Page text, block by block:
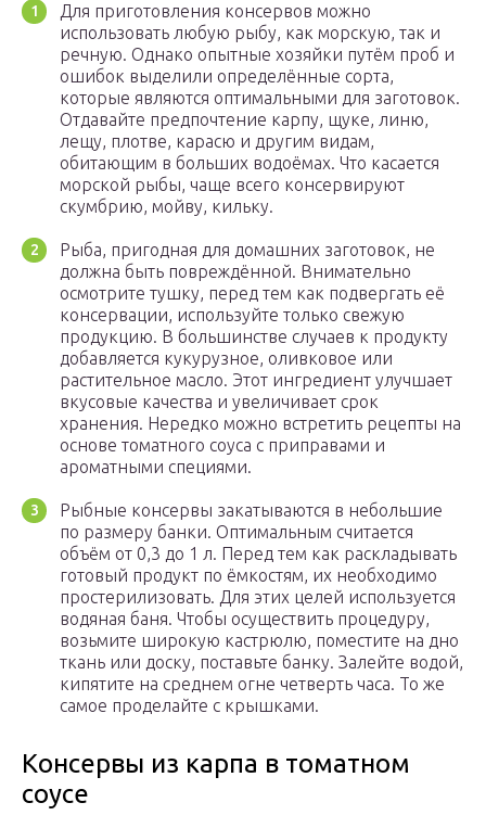
Для приготовления консервов можно
использовать любую рыбу, как морскую, так и
речную. Однако опытные хозяйки путём проб и
ошибок выделили определённые сорта,
которые являются оптимальными для заготовок.
Отдавайте предпочтение карпу, щуке, линю,
лещу, плотве, карасю и другим видам,
обитающим в больших водоёмах. Что касается
морской рыбы, чаще всего консервируют
скумбрию, мойву, кильку.
Рыба, пригодная для домашних заготовок, не
должна быть повреждённой. Внимательно
осмотрите тушку, перед тем как подвергать её
консервации, используйте только свежую
продукцию. В большинстве случаев к продукту
добавляется кукурузное, оливковое или
растительное масло. Этот ингредиент улучшает
вкусовые качества и увеличивает срок
хранения. Нередко можно встретить рецепты на
основе томатного соуса с приправами и
ароматными специями.
Рыбные консервы закатываются в небольшие
по размеру банки. Оптимальным считается
объём от 0,3 до 1 л. Перед тем как раскладывать
готовый продукт по ёмкостям, их необходимо
простерилизовать. Для этих целей используется
водяная баня. Чтобы осуществить процедуру,
возьмите широкую кастрюлю, поместите на дно
ткань или доску, поставьте банку. Залейте водой,
кипятите на среднем огне четверть часа. То же
самое проделайте с крышками.
Консервы из карпа в томатном
соусе